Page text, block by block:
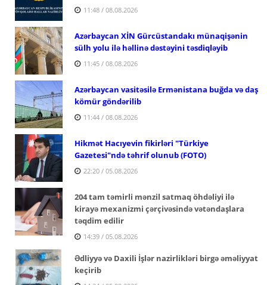
11:48 / 08.08.2026
Azərbaycan XİN Gürcüstandakı münaqişənin
sülh yolu ilə həllinə dəstəyini təsdiqləyib
11:45 / 08.08.2026
Azərbaycan vasitəsilə Ermənistana buğda və daş
kömür göndərilib
11:44 / 08.08.2026
Hikmət Hacıyevin fikirləri "Türkiye
Gazetesi"ndə təhrif olunub (FOTO)
22:20 / 05.08.2026
204 tam təmirli mənzil satmaq öhdəliyi ilə
kirayə mexanizmi çərçivəsində vətəndaşlara
təqdim edilir
14:39 / 05.08.2026
Ədliyyə və Daxili İşlər nazirlikləri birgə əməliyyat
keçirib